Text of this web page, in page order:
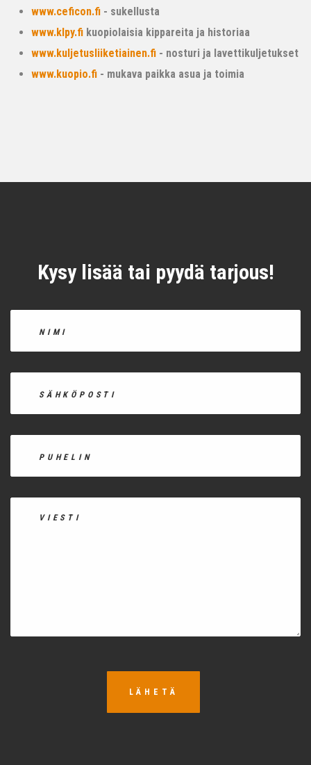
www.ceficon.fi - sukellusta
www.klpy.fi kuopiolaisia kippareita ja historiaa
www.kuljetusliiketiainen.fi - nosturi ja lavettikuljetukset
www.kuopio.fi - mukava paikka asua ja toimia
Kysy lisää tai pyydä tarjous!
LÄHETÄ